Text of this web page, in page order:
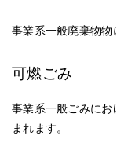
事業系一般廃棄物物
可燃ごみ
事業系一般ごみにお
まれます。